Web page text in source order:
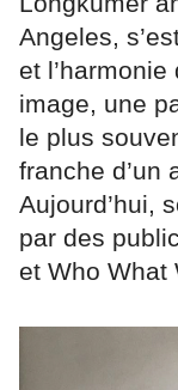
Angeles,
et
image, une
le plus
franche d’un
Aujourd’hui,
par des
et Who What